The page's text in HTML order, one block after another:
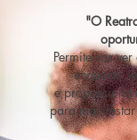
"O
Permite-nos
enquanto
e proporciona
para